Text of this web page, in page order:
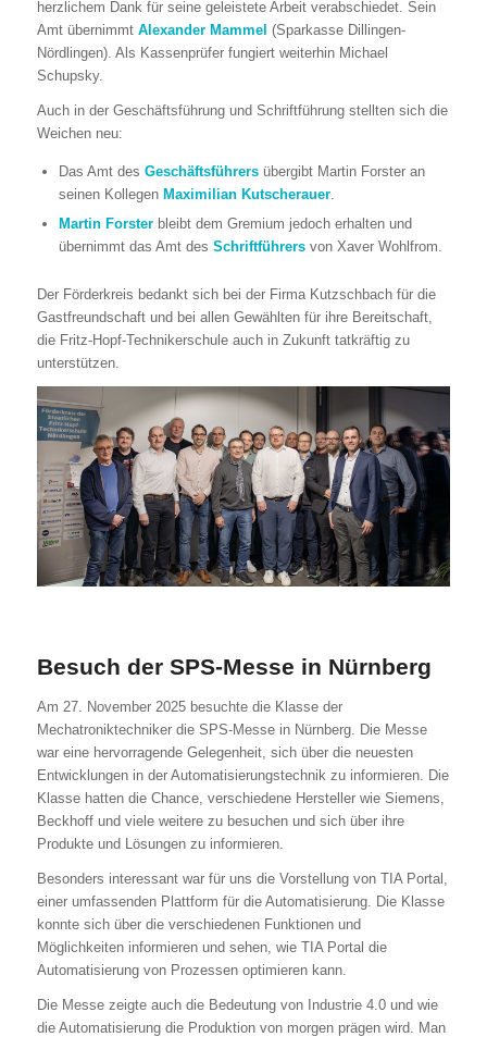
herzlichem Dank für seine geleistete Arbeit verabschiedet. Sein
Amt übernimmt Alexander Mammel (Sparkasse Dillingen-
Nördlingen). Als Kassenprüfer fungiert weiterhin Michael
Schupsky.
Auch in der Geschäftsführung und Schriftführung stellten sich die
Weichen neu:
Das Amt des Geschäftsführersübergibt Martin Forster an
seinen Kollegen Maximilian Kutscherauer.
Martin Forsterbleibt dem Gremium jedoch erhalten und
übernimmt das Amt des Schriftführersvon Xaver Wohlfrom.
Der Förderkreis bedankt sich bei der Firma Kutzschbach für die
Gastfreundschaft und bei allen Gewählten für ihre Bereitschaft,
die Fritz-Hopf-Technikerschule auch in Zukunft tatkräftig zu
unterstützen.
Besuch der SPS-Messe in Nürnberg
Am 27. November 2025 besuchte die Klasse der
Mechatroniktechniker die SPS-Messe in Nürnberg. Die Messe
war eine hervorragende Gelegenheit, sich über die neuesten
Entwicklungen in der Automatisierungstechnik zu informieren. Die
Klasse hatten die Chance, verschiedene Hersteller wie Siemens,
Beckhoff und viele weitere zu besuchen und sich über ihre
Produkte und Lösungen zu informieren.
Besonders interessant war für uns die Vorstellung von TIA Portal,
einer umfassenden Plattform für die Automatisierung. Die Klasse
konnte sich über die verschiedenen Funktionen und
Möglichkeiten informieren und sehen, wie TIA Portal die
Automatisierung von Prozessen optimieren kann.
Die Messe zeigte auch die Bedeutung von Industrie 4.0 und wie
die Automatisierung die Produktion von morgen prägen wird. Man